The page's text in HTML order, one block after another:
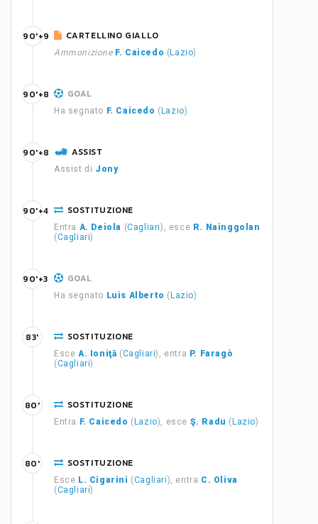
CARTELLINO GIALLO
Ammonizione F. Caicedo ( Lazio)
90'+9
GOAL
Ha segnato F. Caicedo ( Lazio)
90'+8
ASSIST
Assist di Jony
90'+8
SOSTITUZIONE
Entra A. Deiola (Cagliari), esce R. Nainggolan
(Cagliari)
90'+4
GOAL
Ha segnato Luis Alberto ( Lazio)
90'+3
SOSTITUZIONE
Esce A. Ioniţă (Cagliari), entra P. Faragò
(Cagliari)
83'
SOSTITUZIONE
Entra F. Caicedo ( Lazio), esce Ş. Radu ( Lazio)
80'
SOSTITUZIONE
Esce L. Cigarini (Cagliari), entra C. Oliva
(Cagliari)
80'